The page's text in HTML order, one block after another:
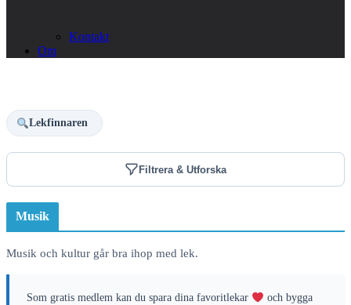
Kontakt
Om
Lekfinnaren
Filtrera & Utforska
Musik
Musik och kultur går bra ihop med lek.
Som gratis medlem kan du spara dina favoritlekar
och bygga